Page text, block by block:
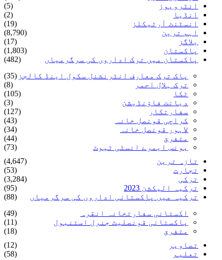
انٹرویوز
(5)
انڈیا
(2)
انسٹنٹ آرٹیکلز
(19)
اہم ترین
(8,790)
بلاگز
(17)
پاکستان
(1,803)
پاکستان میں ترک اداروں کی سرگرمیاں
(482)
پاک ترک معارف انٹرنشنل سکول اینڈ کالجز (35)
ترک ہلال احمر
(8)
ٹکا
(105)
دیانت فاؤنڈیشن
(3)
سفارتکار
(127)
کراچی قونصل خانہ
(43)
لاہور قونصل خانہ
(34)
متفرق
(44)
یونس ایمرے انسٹی ٹیوٹ
(73)
تازہ ترین
(4,647)
تجارت
(53)
ترکی
(3,284)
ترکیہ الیکشن 2023
(95)
ترکیہ میں پاکستانی اداروں کی سرگرمیاں
(88)
اکستانی سفارتخانہ انقرہ
(49)
پاکستانی قونصلیٹ جنرل استنبول
(11)
متفرق
(18)
تصاویر
(12)
تعلیم
(58)